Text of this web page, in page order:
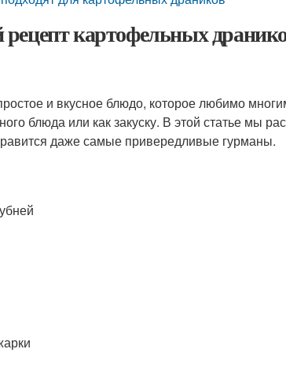
картофельных
и вкусное блюдо, которое любимо
блюда или как закуску. В этой статье мы
даже самые привередливые гурманы.